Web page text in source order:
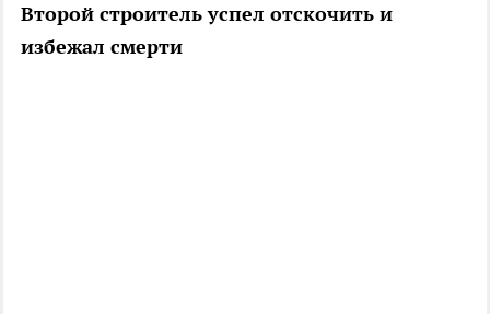
Второй строитель успел отскочить и
избежал смерти